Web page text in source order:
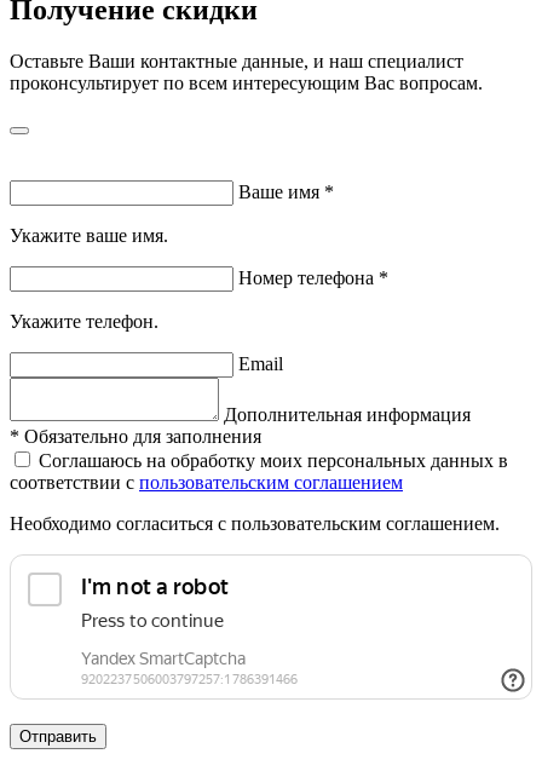
Получение скидки
Оставьте Ваши контактные данные, и наш специалист
проконсультирует по всем интересующим Вас вопросам.
Ваше имя *
Укажите ваше имя.
Номер телефона *
Укажите телефон.
Email
Дополнительная информация
* Обязательно для заполнения
Соглашаюсь на обработку моих персональных данных в
соответствии с пользовательским соглашением
Необходимо согласиться с пользовательским соглашением.
Отправить